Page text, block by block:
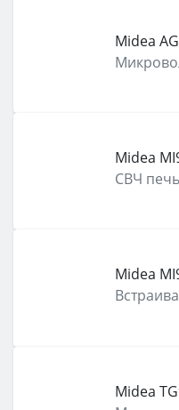
затем смотрите на
функции
защита от детей).
Midea
Midea
СВЧ печь
Midea
Midea